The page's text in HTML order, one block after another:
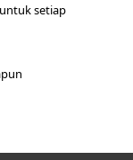
setiap